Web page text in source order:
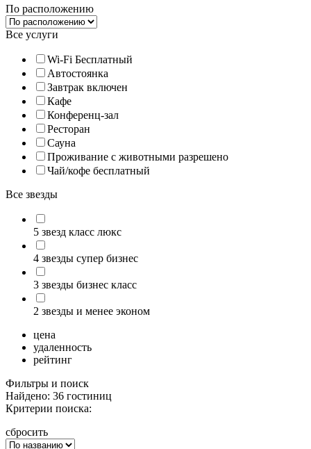
По расположению
Все услуги
Wi-Fi Бесплатный
Автостоянка
Завтрак включен
Кафе
Конференц-зал
Ресторан
Сауна
Проживание с животными разрешено
Чай/кофе бесплатный
Все звезды
5 звезд класс люкс
4 звезды супер бизнес
3 звезды бизнес класс
2 звезды и менее эконом
цена
удаленность
рейтинг
Фильтры и поиск
Найдено: 36 гостиниц
Критерии поиска:
сбросить